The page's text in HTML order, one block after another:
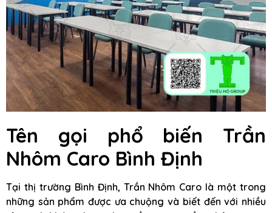
Tên gọi phổ biến Trần
Nhôm Caro Bình Định
Tại thị trường Bình Định, Trần Nhôm Caro là một trong
những sản phẩm được ưa chuộng và biết đến với nhiều